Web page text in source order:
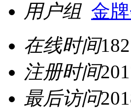
用户组 金
在线时间
注册时间
最后访问